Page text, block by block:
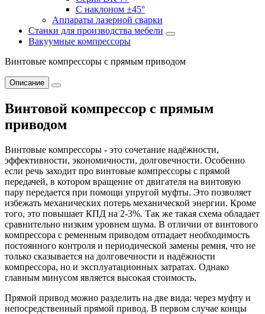
С наклоном ±45°
Аппараты лазерной сварки
Станки для производства мебели
Вакуумные компрессоры
Винтовые компрессоры с прямым приводом
Описание
Винтовой компрессор с прямым
приводом
Винтовые компрессоры - это сочетание надёжности,
эффективности, экономичности, долговечности. Особенно
если речь заходит про винтовые компрессоры с прямой
передачей, в котором вращение от двигателя на винтовую
пару передается при помощи упругой муфты. Это позволяет
избежать механических потерь механической энергии. Кроме
того, это повышает КПД на 2-3%. Так же такая схема обладает
сравнительно низким уровнем шума. В отличии от винтового
компрессора с ременным приводом отпадает необходимость
постоянного контроля и периодической замены ремня, что не
только сказывается на долговечности и надёжности
компрессора, но и эксплуатационных затратах. Однако
главным минусом является высокая стоимость.
Прямой привод можно разделить на две вида: через муфту и
непосредственный прямой привод. В первом случае концы